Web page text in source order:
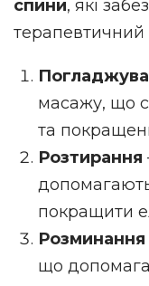
спини, які
терапевтичний
масажу, що
та
Розтирання
покращити
Розминання
що